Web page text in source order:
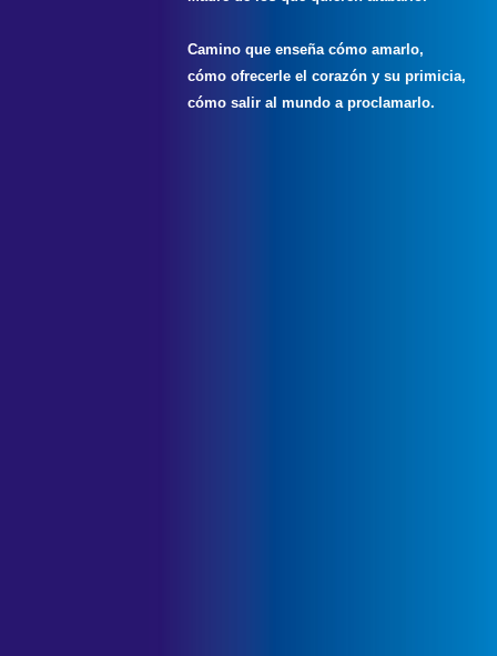
Camino que enseña cómo amarlo,
cómo ofrecerle el corazón y su primicia,
cómo salir al mundo a proclamarlo.